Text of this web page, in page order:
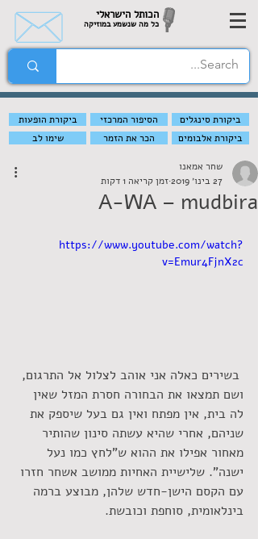
הכותל הישראלי
כל מה שנשמע במוזיקה
ביקורת הופעות הסיפור המרכזי
ביקורת סינגלים
שימו לב
הכר את הזמר ביקורת אלבומים
A-WA – mudbira
שחר אמאנו
27 בינו׳ 2019
זמן קריאה 1 דקות
https://www.youtube.com/watch?
v=Emur4FjnX2c
בשירים כאלה אני אוהב לצלול אל התרגום,
ושם תמצאו את הבחורה חסרת המזל שאין
לה בית, אין מפתח ואין גם בעל שיספק את
שניהם, אחרי שהיא עשתה סינון שהותיר
מאחור אפילו את ההוא ש"לחץ כמו נעל
ישנה". שלישיית האחיות ממושב אשחר חזרו
עם הקסם הישן-חדש שלהן, מבוצע ברמה
בינלאומית, סוחפת וכובשת.